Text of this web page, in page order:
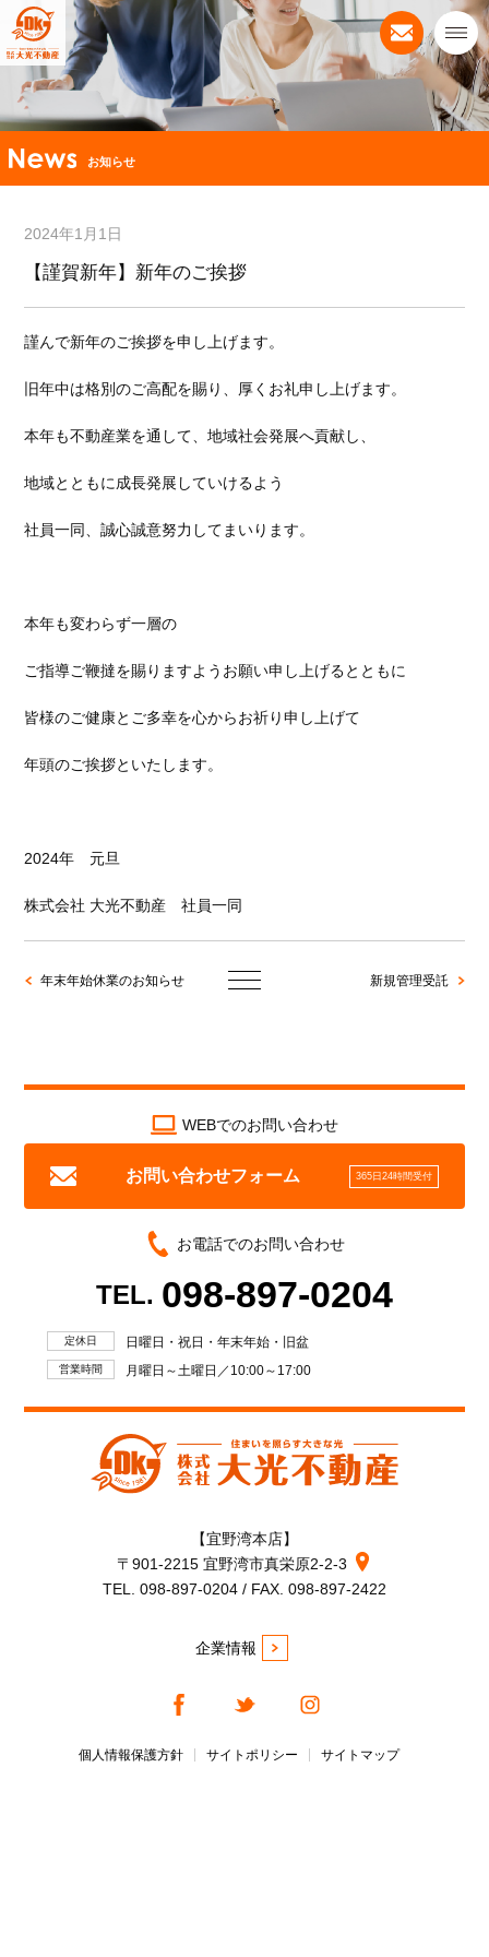
お知らせ
2024年1月1日
【謹賀新年】新年のご挨拶
謹んで新年のご挨拶を申し上げます。
旧年中は格別のご高配を賜り、厚くお礼申し上げます。
本年も不動産業を通して、地域社会発展へ貢献し、
地域とともに成長発展していけるよう
社員一同、誠心誠意努力してまいります。
本年も変わらず一層の
ご指導ご鞭撻を賜りますようお願い申し上げるとともに
皆様のご健康とご多幸を心からお祈り申し上げて
年頭のご挨拶といたします。
2024年 元旦
株式会社 大光不動産 社員一同
年末年始休業のお知らせ 新規管理受託
WEBでのお問い合わせ
お問い合わせフォーム 365日24時間受付
お電話でのお問い合わせ
TEL. 098-897-0204
定休日 日曜日・祝日・年末年始・旧盆
営業時間 月曜日～土曜日／10:00～17:00
【宜野湾本店】
〒901-2215 宜野湾市真栄原2-2-3
TEL. 098-897-0204 / FAX. 098-897-2422
企業情報
個人情報保護方針 サイトポリシー サイトマップ